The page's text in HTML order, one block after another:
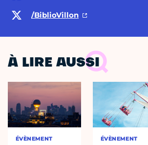
/BiblioVillon
À LIRE AUSSI
ÉVÈNEMENT ÉVÈNEMENT